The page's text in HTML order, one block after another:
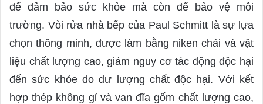
để đảm bảo sức khỏe mà còn để bảo vệ môi
trường. Vòi rửa nhà bếp của Paul Schmitt là sự lựa
chọn thông minh, được làm bằng niken chải và vật
liệu chất lượng cao, giảm nguy cơ tác động độc hại
đến sức khỏe do dư lượng chất độc hại. Với kết
hợp thép không gỉ và van đĩa gốm chất lượng cao,